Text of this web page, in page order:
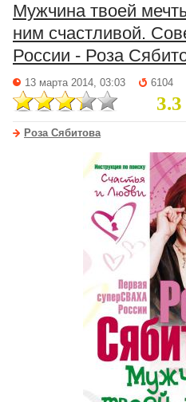
Мужчина твоей
ним счастливой.
России - Роза
13 марта 2014, 03:03 6104
3.3
Роза Сябитова